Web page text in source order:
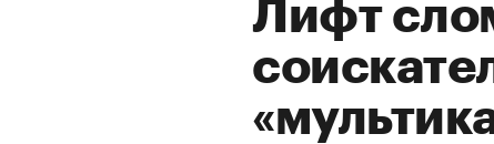
Рынок наличной валюты
Лифт